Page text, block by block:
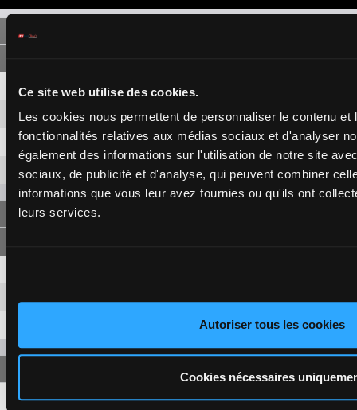
Ce site web utilise des cookies.
Les cookies nous permettent de personnaliser le contenu
fonctionnalités relatives aux médias sociaux et d'analyser
également des informations sur l'utilisation de notre site
sociaux, de publicité et d'analyse, qui peuvent combiner
informations que vous leur avez fournies ou qu'ils ont
leurs services.
Autoriser tous les cookies
Cookies nécessaires
8 3,40 €
6 3,20 € 1,20 €
1 1,10 €
4 5,20 €
2,70 €
8-6-1 8,00 €